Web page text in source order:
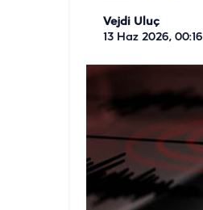
Vejdi Uluç
13 Haz 2026, 00:16